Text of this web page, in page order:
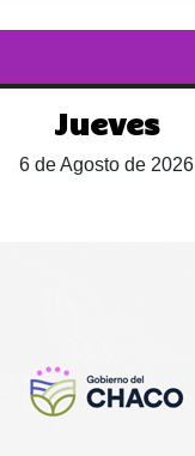
Jueves
6 de Agosto de 2026